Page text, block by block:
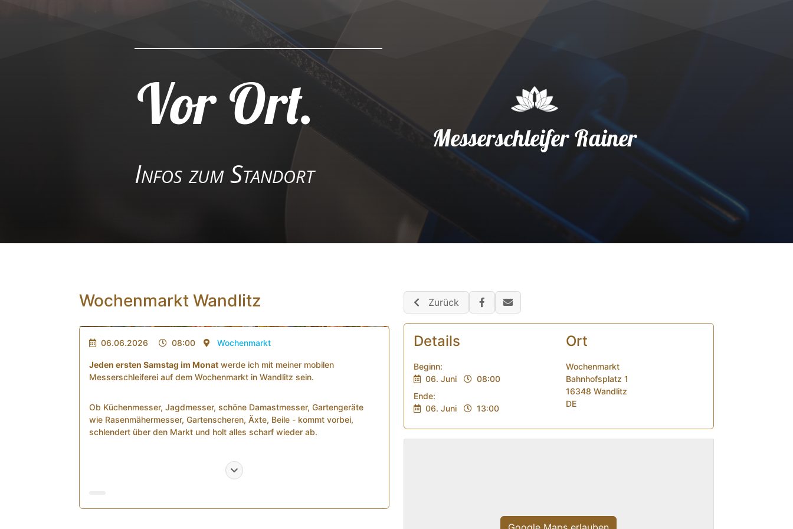
Vor Ort.
Infos zum Standort
Messerschleifer Rainer
Wochenmarkt Wandlitz
06.06.2026 08:00 Wochenmarkt
Jeden ersten Samstag im Monat werde ich mit meiner mobilen
Messerschleiferei auf dem Wochenmarkt in Wandlitz sein.
Ob Küchenmesser, Jagdmesser, schöne Damastmesser, Gartengeräte
wie Rasenmähermesser, Gartenscheren, Äxte, Beile - kommt vorbei,
schlendert über den Markt und holt alles scharf wieder ab.
Biggi mit ihrem leckeren Honig
Zurück
Details
Beginn:
06. Juni
08:00
Ende:
06. Juni
13:00
Ort
Wochenmarkt
Bahnhofsplatz 1
16348 Wandlitz
DE